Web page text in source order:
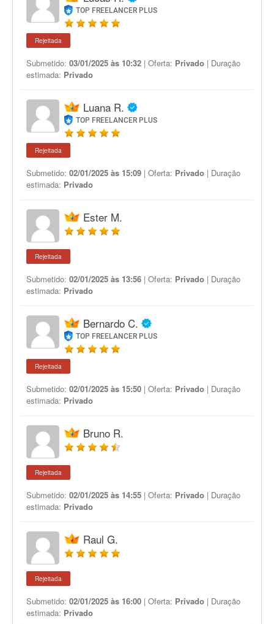
TOP FREELANCER PLUS
Rejeitada
Submetido: 03/01/2025 às 10:32 | Oferta: Privado | Duração
estimada: Privado
Luana R.
TOP FREELANCER PLUS
Rejeitada
Submetido: 02/01/2025 às 15:09 | Oferta: Privado | Duração
estimada: Privado
Ester M.
Rejeitada
Submetido: 02/01/2025 às 13:56 | Oferta: Privado | Duração
estimada: Privado
Bernardo C.
TOP FREELANCER PLUS
Rejeitada
Submetido: 02/01/2025 às 15:50 | Oferta: Privado | Duração
estimada: Privado
Bruno R.
Rejeitada
Submetido: 02/01/2025 às 14:55 | Oferta: Privado | Duração
estimada: Privado
Raul G.
Rejeitada
Submetido: 02/01/2025 às 16:00 | Oferta: Privado | Duração
estimada: Privado